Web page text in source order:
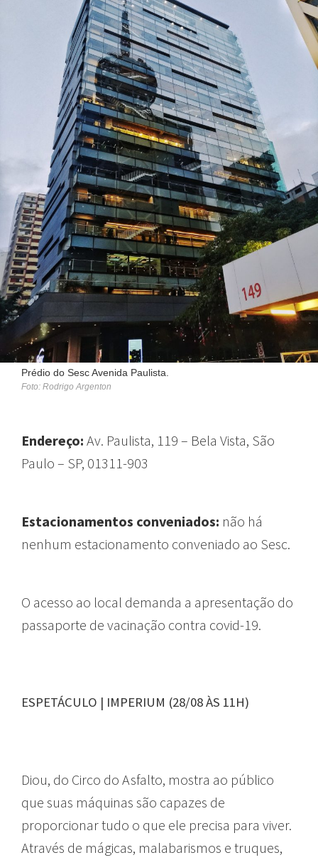
Prédio do Sesc Avenida Paulista.
Foto: Rodrigo Argenton
Endereço: Av. Paulista, 119 – Bela Vista, São
Paulo – SP, 01311-903
Estacionamentos conveniados: não há
nenhum estacionamento conveniado ao Sesc.
O acesso ao local demanda a apresentação do
passaporte de vacinação contra covid-19.
ESPETÁCULO | IMPERIUM (28/08 ÀS 11H)
Diou, do Circo do Asfalto, mostra ao público
que suas máquinas são capazes de
proporcionar tudo o que ele precisa para viver.
Através de mágicas, malabarismos e truques,